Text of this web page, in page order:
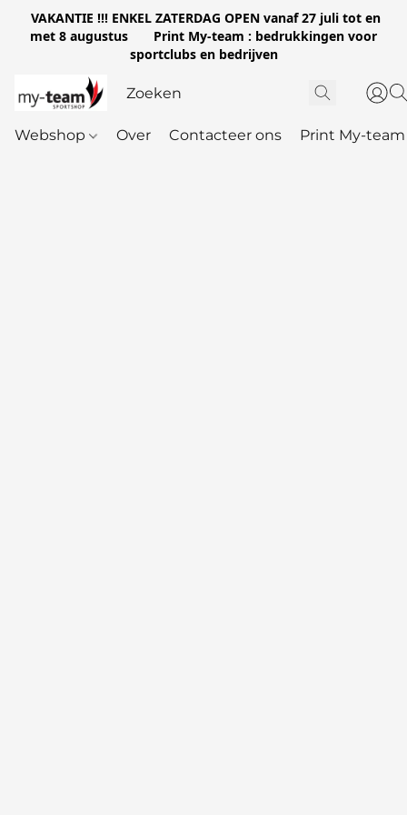
VAKANTIE !!! ENKEL ZATERDAG OPEN vanaf 27 juli tot en
met 8 augustus Print My-team : bedrukkingen voor
sportclubs en bedrijven
Webshop Over Contacteer ons Print My-team